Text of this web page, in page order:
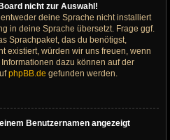
nicht zur Auswahl!
deine Sprache nicht installiert
in deine Sprache übersetzt. Frage ggf.
Sprachpaket, das du benötigst,
existiert, würden wir uns freuen, wenn
dazu können auf der
phpBB.de gefunden werden.
Benutzernamen angezeigt